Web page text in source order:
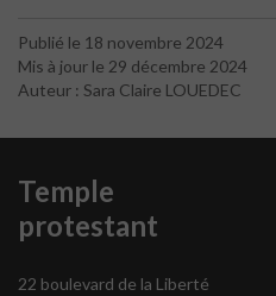
Publié le 18 novembre 2024
Mis à jour le 29 décembre 2024
Auteur : Sara Claire LOUEDEC
Temple
protestant
22 boulevard de la Liberté